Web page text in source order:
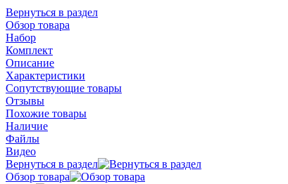
Вернуться в раздел
Обзор товара
Набор
Комплект
Описание
Характеристики
Сопутствующие товары
Отзывы
Похожие товары
Наличие
Файлы
Видео
Вернуться в раздел
Обзор товара